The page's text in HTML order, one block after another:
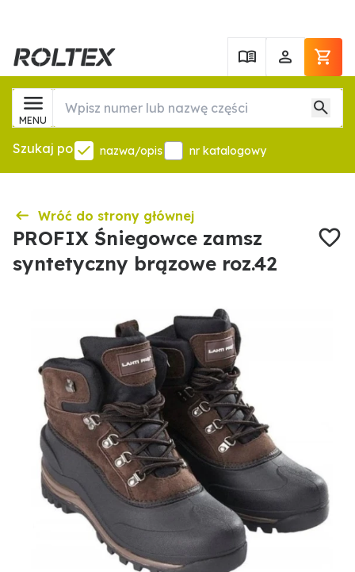
MENU
Szukaj po nazwa/opis nr katalogowy
Wróć do strony głównej
PROFIX Śniegowce zamsz
syntetyczny brązowe roz.42